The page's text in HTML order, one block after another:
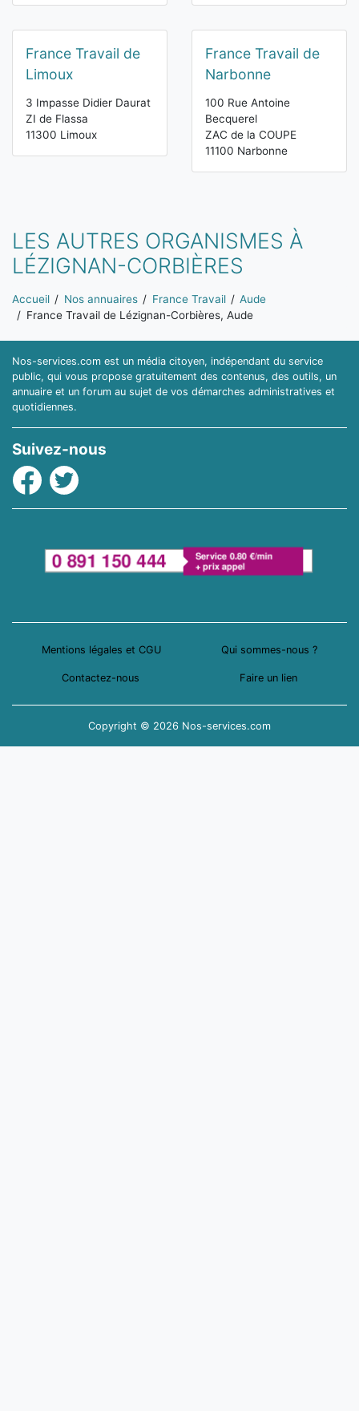
France Travail de
Limoux
3 Impasse Didier Daurat
ZI de Flassa
11300 Limoux
France Travail de
Narbonne
100 Rue Antoine
Becquerel
ZAC de la COUPE
11100 Narbonne
LES AUTRES ORGANISMES À
LÉZIGNAN-CORBIÈRES
Vous êtes ici:
Accueil Nos annuaires France Travail
Aude
France Travail de Lézignan-Corbières, Aude
Nos-services.com est un média citoyen, indépendant du service
public, qui vous propose gratuitement des contenus, des outils, un
annuaire et un forum au sujet de vos démarches administratives et
quotidiennes.
Suivez-nous
Facebook
Twitter
Mentions légales et CGU Qui sommes-nous ?
Contactez-nous Faire un lien
Copyright © 2026 Nos-services.com